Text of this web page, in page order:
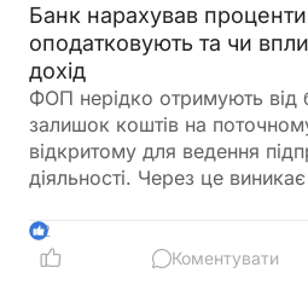
Банк нарахував
оподатковують та чи
дохід
ФОП нерідко отримують від
залишок коштів на
відкритому для ведення
діяльності. Через це
підприємницького доходу
податки як із доходу ФОП.
2
Коментувати